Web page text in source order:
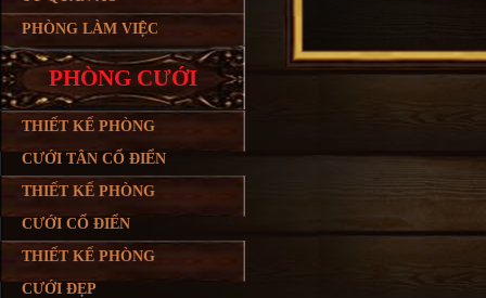
PHÒNG LÀM VIỆC
PHÒNG CƯỚI
THIẾT KẾ PHÒNG
CƯỚI TÂN CỔ ĐIỂN
THIẾT KẾ PHÒNG
CƯỚI CỔ ĐIỂN
THIẾT KẾ PHÒNG
CƯỚI ĐẸP